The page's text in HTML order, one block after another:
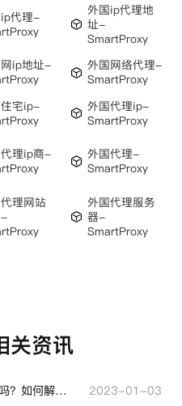
代理-
外国ip代理地
址-
SmartProxy
ip地址-
外国网络代理-
SmartProxy
宅ip-
外国代理ip-
SmartProxy
理ip商-
外国代理-
SmartProxy
理网站
-
外国代理服务
器-
SmartProxy
关资讯
使用海外住宅代理时延迟会很高吗？如何解决？
2023-01-03